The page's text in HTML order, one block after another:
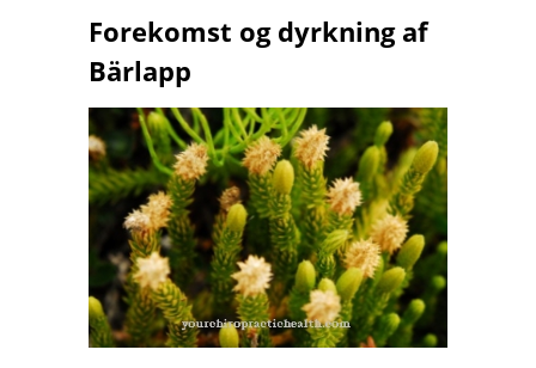
Forekomst og dyrkning af
Bärlapp